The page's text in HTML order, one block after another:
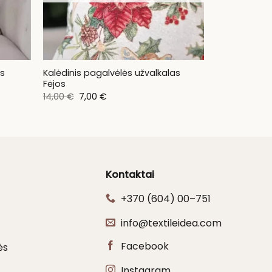
Kalėdinis pagalvėlės užvalkalas
Fėjos
14,00€ Original
price
7,00€Current
Kontaktai
+370 (604) 00–751
info@textileidea.com
Facebook